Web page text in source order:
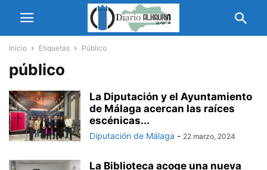
Inicio Etiquetas Público
público
La Diputación y el Ayuntamiento
de Málaga acercan las raíces
escénicas...
Diputación de Málaga - 22 marzo, 2024
La Biblioteca acoge una nueva